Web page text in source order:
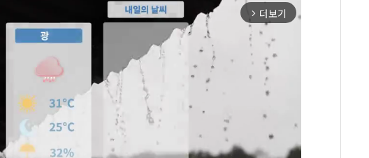
arrow_forward_ios 더보기